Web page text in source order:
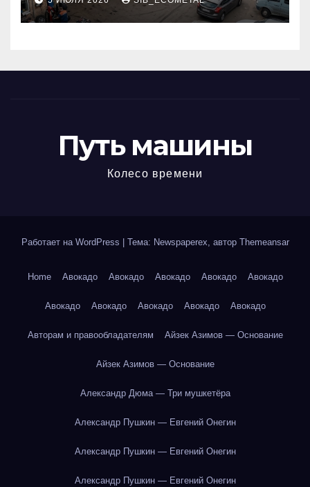
МКАД
Путь машины
Колесо времени
Работает на WordPress Тема: Newspaperex, автор Themeansar
Home Авокадо Авокадо Авокадо Авокадо Авокадо
Авокадо Авокадо Авокадо Авокадо Авокадо
Авторам и правообладателям Айзек Азимов — Основание
Айзек Азимов — Основание
Александр Дюма — Три мушкетёра
Александр Пушкин — Евгений Онегин
Александр Пушкин — Евгений Онегин
Александр Пушкин — Евгений Онегин